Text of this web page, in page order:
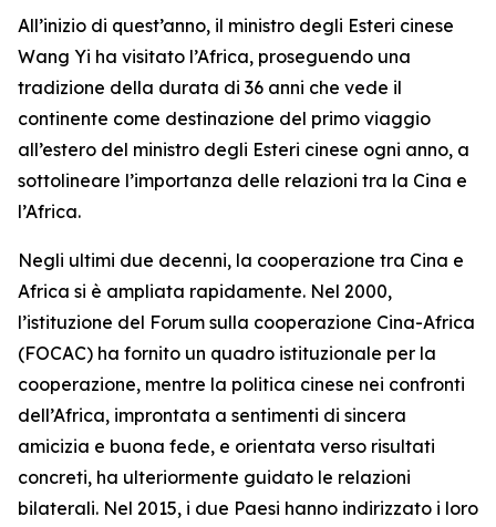
All’inizio di quest’anno, il ministro degli Esteri cinese
Wang Yi ha visitato l’Africa, proseguendo una
tradizione della durata di 36 anni che vede il
continente come destinazione del primo viaggio
all’estero del ministro degli Esteri cinese ogni anno, a
sottolineare l’importanza delle relazioni tra la Cina e
l’Africa.
Negli ultimi due decenni, la cooperazione tra Cina e
Africa si è ampliata rapidamente. Nel 2000,
l’istituzione del Forum sulla cooperazione Cina-Africa
(FOCAC) ha fornito un quadro istituzionale per la
cooperazione, mentre la politica cinese nei confronti
dell’Africa, improntata a sentimenti di sincera
amicizia e buona fede, e orientata verso risultati
concreti, ha ulteriormente guidato le relazioni
bilaterali. Nel 2015, i due Paesi hanno indirizzato i loro